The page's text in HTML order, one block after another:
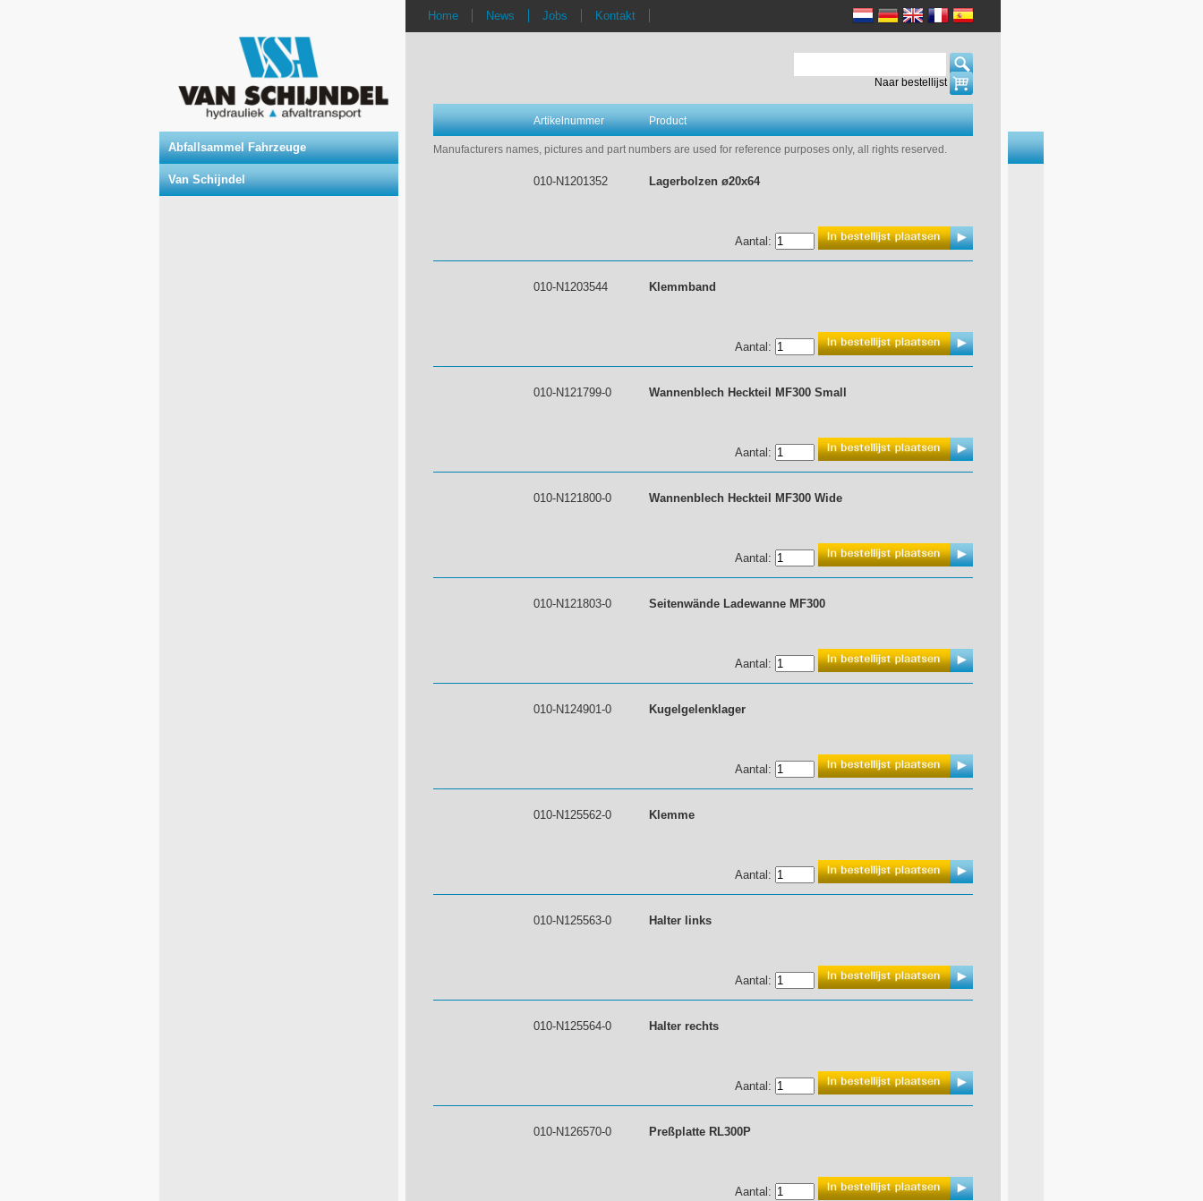
Abfallsammel Fahrzeuge
Van Schijndel
Home News Jobs Kontakt
Naar bestellijst
Artikelnummer Product
Manufacturers names, pictures and part numbers are used for reference purposes only, all rights reserved.
010-N1201352 Lagerbolzen ø20x64
Aantal:
010-N1203544 Klemmband
Aantal:
010-N121799-0 Wannenblech Heckteil MF300 Small
Aantal:
010-N121800-0 Wannenblech Heckteil MF300 Wide
Aantal:
010-N121803-0 Seitenwände Ladewanne MF300
Aantal:
010-N124901-0 Kugelgelenklager
Aantal:
010-N125562-0 Klemme
Aantal:
010-N125563-0 Halter links
Aantal:
010-N125564-0 Halter rechts
Aantal:
010-N126570-0 Preßplatte RL300P
Aantal: